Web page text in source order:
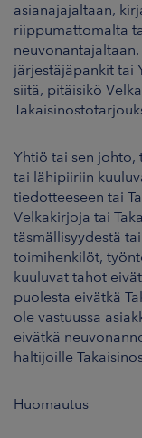
asianajajaltaan,
riippumattomalta
järjestäjäpankit tai
siitä, pitäisikö
Yhtiö tai sen
tai lähipiiriin
tiedotteeseen tai
Velkakirjoja tai
täsmällisyydestä
toimihenkilöt,
kuuluvat tahot
puolesta eivätkä
ole vastuussa
eivätkä
haltijoille
Huomautus